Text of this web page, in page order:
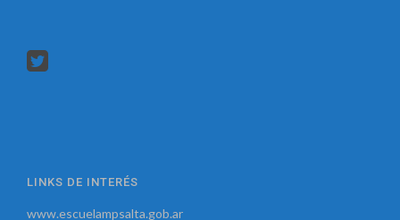
LINKS DE INTERÉS
www.escuelampsalta.gob.ar